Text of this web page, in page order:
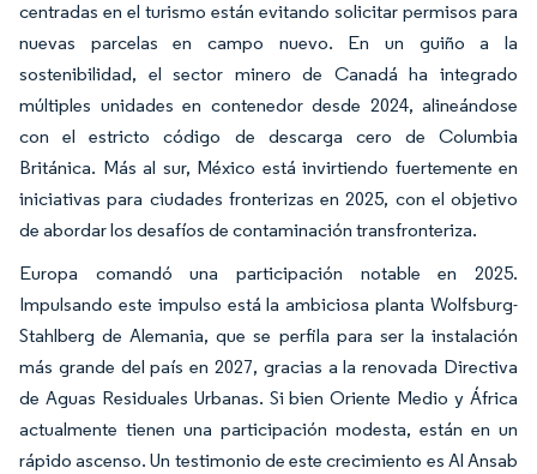
centradas en el turismo están evitando solicitar permisos para
nuevas parcelas en campo nuevo. En un guiño a la
sostenibilidad, el sector minero de Canadá ha integrado
múltiples unidades en contenedor desde 2024, alineándose
con el estricto código de descarga cero de Columbia
Británica. Más al sur, México está invirtiendo fuertemente en
iniciativas para ciudades fronterizas en 2025, con el objetivo
de abordar los desafíos de contaminación transfronteriza.
Europa comandó una participación notable en 2025.
Impulsando este impulso está la ambiciosa planta Wolfsburg-
Stahlberg de Alemania, que se perfila para ser la instalación
más grande del país en 2027, gracias a la renovada Directiva
de Aguas Residuales Urbanas. Si bien Oriente Medio y África
actualmente tienen una participación modesta, están en un
rápido ascenso. Un testimonio de este crecimiento es Al Ansab